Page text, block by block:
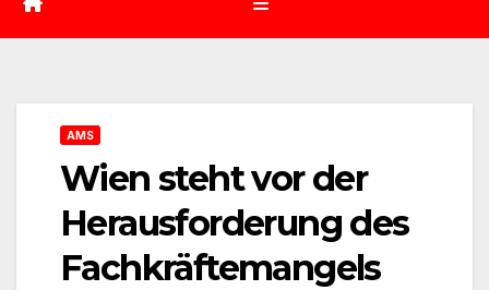
AMS
Wien steht vor der
Herausforderung des
Fachkräftemangels